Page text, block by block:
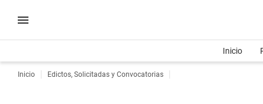
Inicio
Inicio Edictos, Solicitadas y Convocatorias